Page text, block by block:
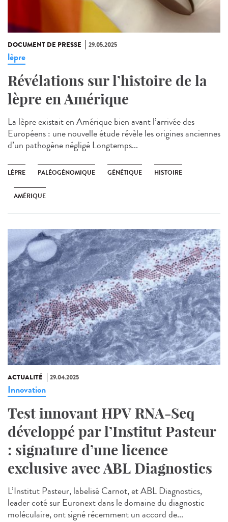
DOCUMENT DE PRESSE 29.05.2025
lèpre
Révélations sur l’histoire de la
lèpre en Amérique
La lèpre existait en Amérique bien avant l’arrivée des
Européens : une nouvelle étude révèle les origines anciennes
d’un pathogène négligé Longtemps...
LÈPRE PALÉOGÉNOMIQUE GÉNÉTIQUE HISTOIRE
AMÉRIQUE
ACTUALITÉ 29.04.2025
Innovation
Test innovant HPV RNA-Seq
développé par l’Institut Pasteur
: signature d’une licence
exclusive avec ABL Diagnostics
L’Institut Pasteur, labelisé Carnot, et ABL Diagnostics,
leader coté sur Euronext dans le domaine du diagnostic
moléculaire, ont signé récemment un accord de...